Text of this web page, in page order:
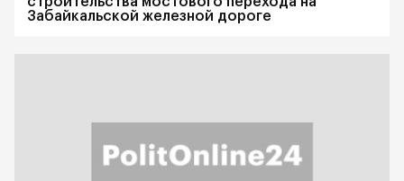
Забайкальской железной дороге